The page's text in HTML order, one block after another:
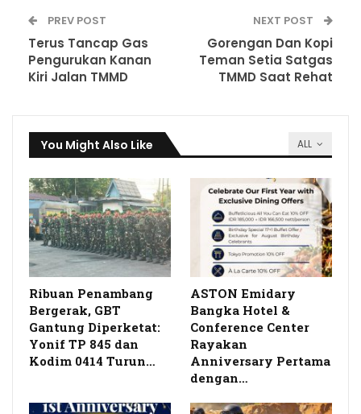
PREV POST
Terus Tancap Gas
Pengurukan Kanan
Kiri Jalan TMMD
NEXT POST
Gorengan Dan Kopi
Teman Setia Satgas
TMMD Saat Rehat
ALL
You Might Also Like
Ribuan Penambang
Bergerak, GBT
Gantung Diperketat:
Yonif TP 845 dan
Kodim 0414 Turun…
ASTON Emidary
Bangka Hotel &
Conference Center
Rayakan
Anniversary Pertama
dengan…